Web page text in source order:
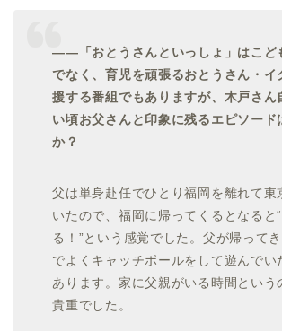
――「おとうさんといっしょ」はこど
でなく、育児を頑張るおとうさん・イ
援する番組でもありますが、木戸さん
い頃お父さんと印象に残るエピソード
か？
父は単身赴任でひとり福岡を離れて東
いたので、福岡に帰ってくるとなると
る！”という感覚でした。父が帰って
でよくキャッチボールをして遊んでい
あります。家に父親がいる時間という
貴重でした。